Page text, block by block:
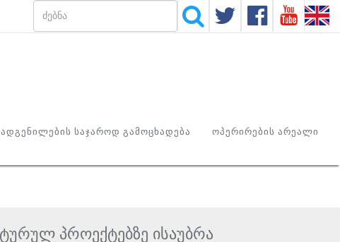
ᲡᲐᲯᲐᲠᲝᲓ ᲒᲐᲛᲝᲪᲮᲐᲓᲔᲑᲐ ᲝᲞᲔᲠᲘᲠᲔᲑᲘᲡ ᲐᲠᲔᲐᲚᲘ
პროექტებზე ისაუბრა